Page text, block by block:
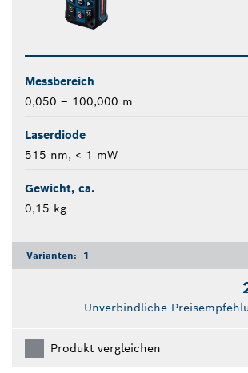
Messbereich
0,050 – 100,000 m
Laserdiode
515 nm, < 1 mW
Gewicht, ca.
0,15 kg
Varianten: 1
Unverbindliche
Produkt vergleichen